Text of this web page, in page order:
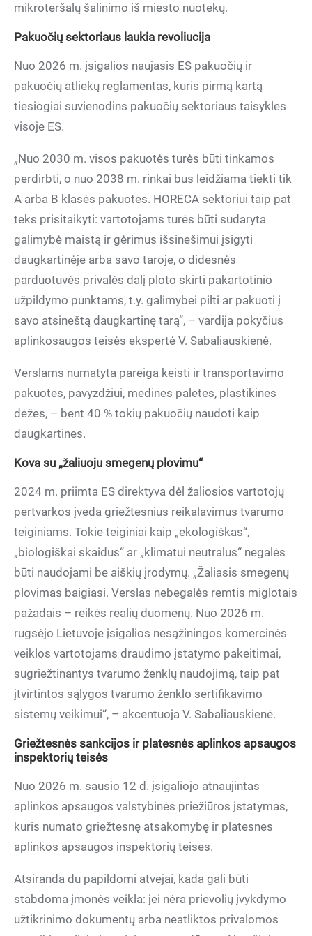
mikroteršalų šalinimo iš miesto nuotekų.
Pakuočių sektoriaus laukia revoliucija
Nuo 2026 m. įsigalios naujasis ES pakuočių ir
pakuočių atliekų reglamentas, kuris pirmą kartą
tiesiogiai suvienodins pakuočių sektoriaus taisykles
visoje ES.
„Nuo 2030 m. visos pakuotės turės būti tinkamos
perdirbti, o nuo 2038 m. rinkai bus leidžiama tiekti tik
A arba B klasės pakuotes. HORECA sektoriui taip pat
teks prisitaikyti: vartotojams turės būti sudaryta
galimybė maistą ir gėrimus išsinešimui įsigyti
daugkartinėje arba savo taroje, o didesnės
parduotuvės privalės dalį ploto skirti pakartotinio
užpildymo punktams, t.y. galimybei pilti ar pakuoti į
savo atsineštą daugkartinę tarą“, – vardija pokyčius
aplinkosaugos teisės ekspertė V. Sabaliauskienė.
Verslams numatyta pareiga keisti ir transportavimo
pakuotes, pavyzdžiui, medines paletes, plastikines
dėžes, – bent 40 % tokių pakuočių naudoti kaip
daugkartines.
Kova su „žaliuoju smegenų plovimu“
2024 m. priimta ES direktyva dėl žaliosios vartotojų
pertvarkos įveda griežtesnius reikalavimus tvarumo
teiginiams. Tokie teiginiai kaip „ekologiškas“,
„biologiškai skaidus“ ar „klimatui neutralus“ negalės
būti naudojami be aiškių įrodymų. „Žaliasis smegenų
plovimas baigiasi. Verslas nebegalės remtis miglotais
pažadais – reikės realių duomenų. Nuo 2026 m.
rugsėjo Lietuvoje įsigalios nesąžiningos komercinės
veiklos vartotojams draudimo įstatymo pakeitimai,
sugriežtinantys tvarumo ženklų naudojimą, taip pat
įtvirtintos sąlygos tvarumo ženklo sertifikavimo
sistemų veikimui“, – akcentuoja V. Sabaliauskienė.
Griežtesnės sankcijos ir platesnės aplinkos apsaugos
inspektorių teisės
Nuo 2026 m. sausio 12 d. įsigaliojo atnaujintas
aplinkos apsaugos valstybinės priežiūros įstatymas,
kuris numato griežtesnę atsakomybę ir platesnes
aplinkos apsaugos inspektorių teises.
Atsiranda du papildomi atvejai, kada gali būti
stabdoma įmonės veikla: jei nėra prievolių įvykdymo
užtikrinimo dokumentų arba neatliktos privalomos